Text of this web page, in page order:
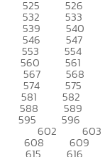
525 526
532 533
539 540
546 547
553 554
560 561
567 568
574 575
581 582
588 589
595 596
602 603
608 609
615 616